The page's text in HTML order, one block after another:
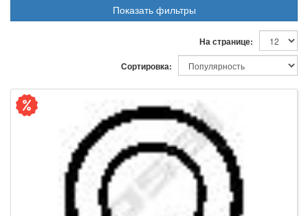
Показать фильтры
На странице:
Сортировка: